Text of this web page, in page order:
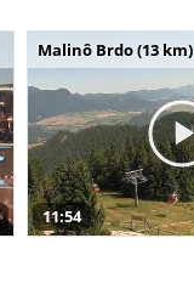
Malinô Brdo (13 km)
11:54